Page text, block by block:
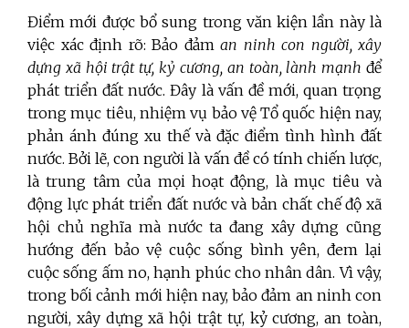
Điểm mới được bổ sung trong văn kiện lần này là
việc xác định rõ: Bảo đảm an ninh con người, xây
dựng xã hội trật tự, kỷ cương, an toàn, lành mạnh để
phát triển đất nước. Đây là vấn đề mới, quan trọng
trong mục tiêu, nhiệm vụ bảo vệ Tổ quốc hiện nay,
phản ánh đúng xu thế và đặc điểm tình hình đất
nước. Bởi lẽ, con người là vấn đề có tính chiến lược,
là trung tâm của mọi hoạt động, là mục tiêu và
động lực phát triển đất nước và bản chất chế độ xã
hội chủ nghĩa mà nước ta đang xây dựng cũng
hướng đến bảo vệ cuộc sống bình yên, đem lại
cuộc sống ấm no, hạnh phúc cho nhân dân. Vì vậy,
trong bối cảnh mới hiện nay, bảo đảm an ninh con
người, xây dựng xã hội trật tự, kỷ cương, an toàn,